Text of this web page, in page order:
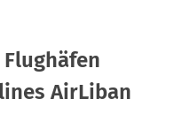
AirLiban